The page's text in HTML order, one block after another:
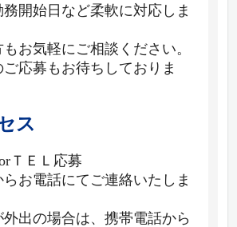
開始日など柔軟に対応しま
お気軽にご相談ください。
応募もお待ちしておりま
ス
ＴＥＬ応募
電話にてご連絡いたしま
の場合は、携帯電話から